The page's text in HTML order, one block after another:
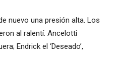
nuevo una presión alta. Los
al ralentí. Ancelotti
Endrick el ‘Deseado’,